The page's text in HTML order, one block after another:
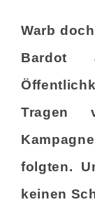
Warb
Bardot
Tragen
folgten.
keinen